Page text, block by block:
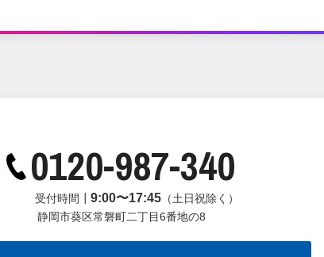
0120-987-340
受付時間┃ 9:00〜17:45（土日祝除く）
静岡市葵区常磐町二丁目6番地の8